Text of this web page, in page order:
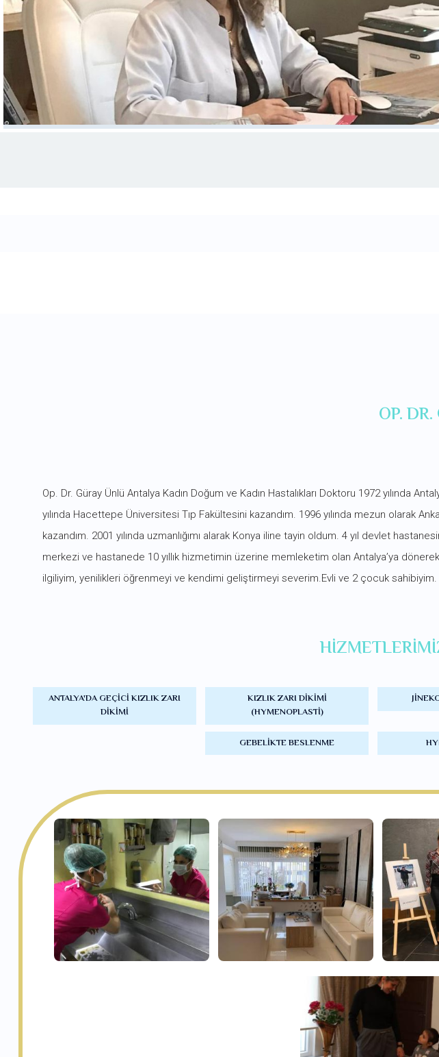
OP.
Op. Dr. Güray Ünlü Antalya Kadın Doğum ve Kadın Hastalıkları Dokt​oru 1972 yılında
yılında Hacettepe Üniversitesi Tıp Fakültesini kazandım. 1996 yılında mezun olarak
kazandım. 2001 yılında uzmanlığımı alarak Konya iline tayin oldum. 4 yıl devlet
merkezi ve hastanede 10 yıllık hizmetimin üzerine memleketim olan Antalya’ya
ilgiliyim, yenilikleri öğrenmeyi ve kendimi geliştirmeyi severim.Evli ve 2 çocuk sahibiyim.
ANTALYA'DA GEÇICI KIZLIK ZARI
DIKIMI
KIZLIK ZARI DIKIMI
(HYMENOPLASTI)
GEBELIKTE BESLENME